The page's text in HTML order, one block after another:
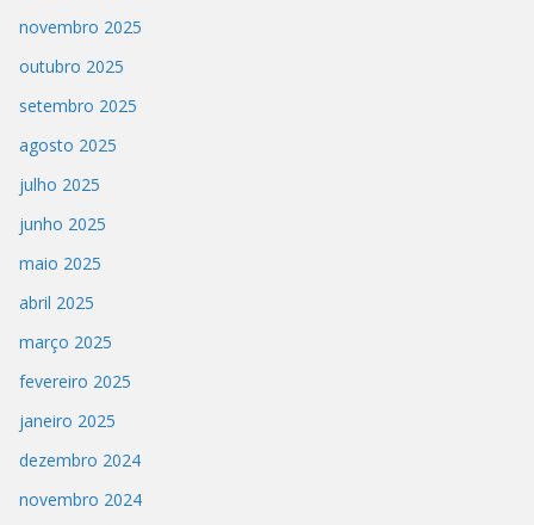
novembro 2025
outubro 2025
setembro 2025
agosto 2025
julho 2025
junho 2025
maio 2025
abril 2025
março 2025
fevereiro 2025
janeiro 2025
dezembro 2024
novembro 2024